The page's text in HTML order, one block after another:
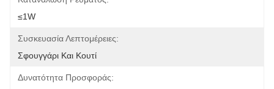
≤1W
Συσκευασία Λεπτομέρειες:
Σφουγγάρι Και Κουτί
Δυνατότητα Προσφοράς: